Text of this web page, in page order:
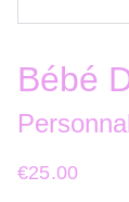
Bébé
€25.00